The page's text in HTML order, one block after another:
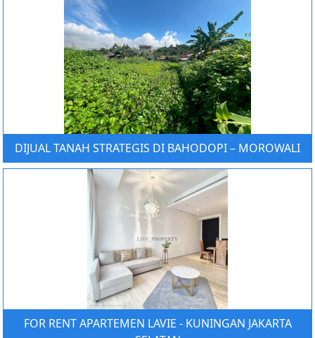
DIJUAL TANAH STRATEGIS DI BAHODOPI – MOROWALI
FOR RENT APARTEMEN LAVIE - KUNINGAN JAKARTA